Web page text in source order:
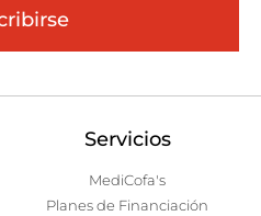
Servicios
MediCofa's
Planes de Financiación